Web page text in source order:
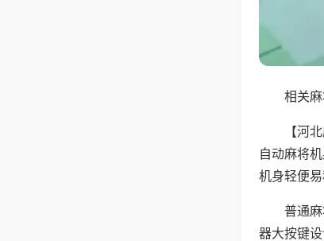
相关
【河
自动麻将
机身轻便
普通
器大按键